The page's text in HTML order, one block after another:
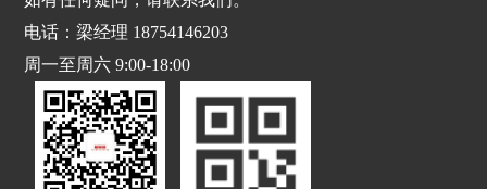
电话：梁经理 18754146203
周一至周六 9:00-18:00